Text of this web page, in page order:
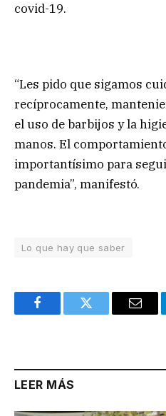
covid-19.
“Les pido que sigamos
recíprocamente,
el uso de barbijos y la
manos. El
importantísimo para
pandemia”, manifestó.
Lo que hay que saber
FacebookTwitter Email
LEER MÁS